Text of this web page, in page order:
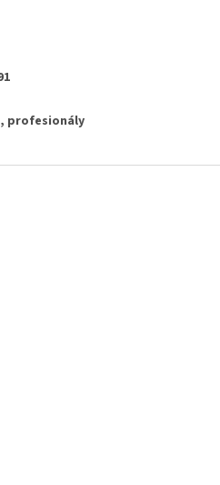
profesionály